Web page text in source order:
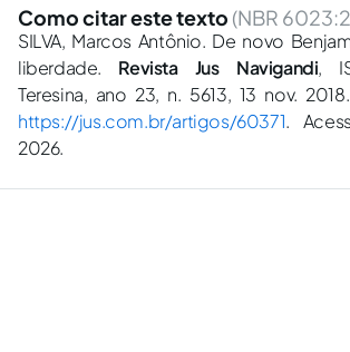
Como citar este texto (NBR
SILVA, Marcos Antônio. De novo
liberdade. Revista Jus Navigandi,
Teresina, ano 23, n. 5613, 13 nov.
https://jus.com.br/artigos/60371.
2026.